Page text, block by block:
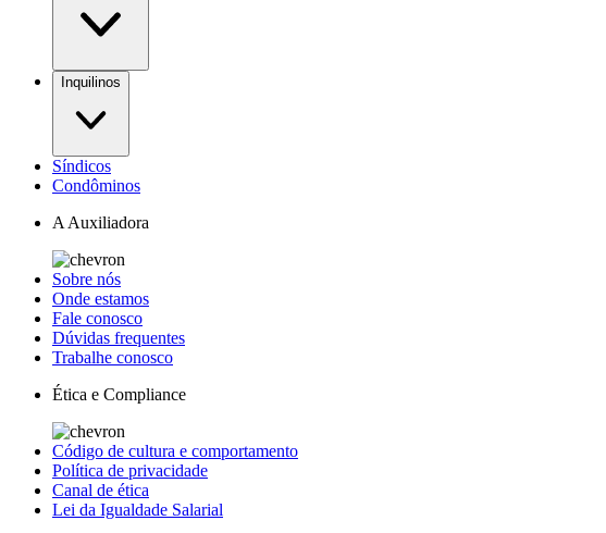
Inquilinos
Síndicos
Condôminos
A Auxiliadora
Sobre nós
Onde estamos
Fale conosco
Dúvidas frequentes
Trabalhe conosco
Ética e Compliance
Código de cultura e comportamento
Política de privacidade
Canal de ética
Lei da Igualdade Salarial